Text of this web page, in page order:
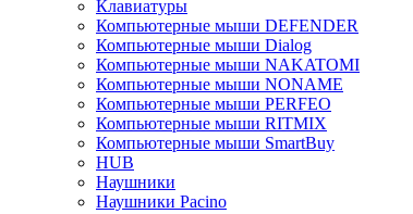
Клавиатуры
Компьютерные мыши DEFENDER
Компьютерные мыши Dialog
Компьютерные мыши NAKATOMI
Компьютерные мыши NONAME
Компьютерные мыши PERFEO
Компьютерные мыши RITMIX
Компьютерные мыши SmartBuy
HUB
Наушники
Наушники Pacino